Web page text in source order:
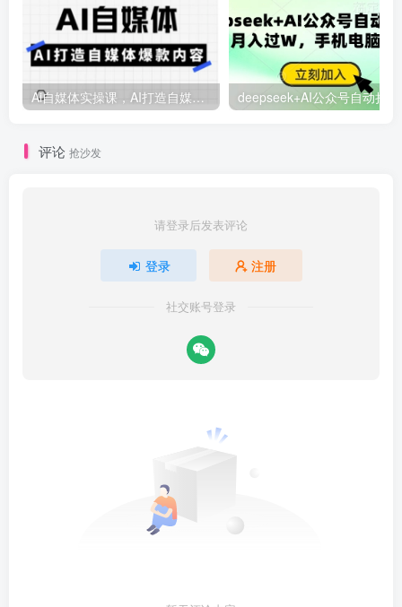
Ai自媒体实操课，AI打造自媒体爆款内容
评论 抢沙发
请登录后发表评论
登录 注册
社交账号登录